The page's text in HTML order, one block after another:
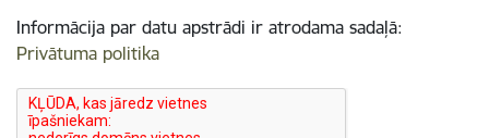
Informācija par datu apstrādi ir atrodama sadaļā:
Privātuma politika